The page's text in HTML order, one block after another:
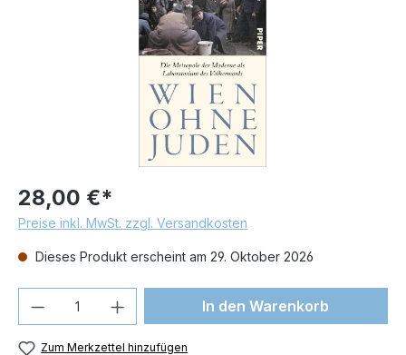
28,00 €*
Preise inkl. MwSt. zzgl. Versandkosten
Dieses Produkt erscheint am 29. Oktober 2026
Produkt Anzahl: Gib denIn den Warenkorb
Zum Merkzettel hinzufügen